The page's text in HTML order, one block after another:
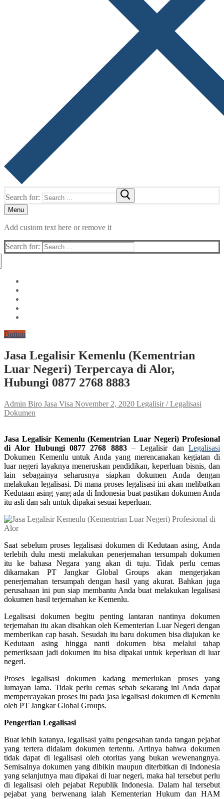
Search for:
Menu
Add custom text here or remove it
Search for:
Button
Jasa Legalisir Kemenlu (Kementrian
Luar Negeri) Terpercaya di Alor,
Hubungi 0877 2768 8883
Admin Biro Jasa Visa November 2, 2020 Legalisir / Legalisasi
Dokumen
Jasa Legalisir Kemenlu (Kementrian Luar Negeri) Profesional
di Alor Hubungi 0877 2768 8883– Legalisir danLegalisasi
Dokumen Kemenlu untuk Anda yang merencanakan kegiatan di
luar negeri layaknya meneruskan pendidikan, keperluan bisnis, dan
lain sebagainya seharusnya siapkan dokumen Anda dengan
melakukan legalisasi. Di mana proses legalisasi ini akan melibatkan
Kedutaan asing yang ada di Indonesia buat pastikan dokumen Anda
itu asli dan sah untuk dipakai sesuai keperluan.
Saat sebelum proses legalisasi dokumen di Kedutaan asing, Anda
terlebih dulu mesti melakukan penerjemahan tersumpah dokumen
itu ke bahasa Negara yang akan di tuju. Tidak perlu cemas
dikarnakan PT Jangkar Global Groups akan mengerjakan
penerjemahan tersumpah dengan hasil yang akurat. Bahkan juga
perusahaan ini pun siap membantu Anda buat melakukan legalisasi
dokumen hasil terjemahan ke Kemenlu.
Legalisasi dokumen begitu penting lantaran nantinya dokumen
terjemahan itu akan disahkan oleh Kementerian Luar Negeri dengan
memberikan cap basah. Sesudah itu baru dokumen bisa diajukan ke
Kedutaan asing hingga nanti dokumen bisa melalui tahap
pemeriksaan jadi dokumen itu bisa dipakai untuk keperluan di luar
negeri.
Proses legalisasi dokumen kadang memerlukan proses yang
lumayan lama. Tidak perlu cemas sebab sekarang ini Anda dapat
mempercayakan proses itu pada jasa legalisasi dokumen di Kemenlu
oleh PT Jangkar Global Groups.
Pengertian Legalisasi
Buat lebih katanya, legalisasi yaitu pengesahan tanda tangan pejabat
yang tertera didalam dokumen tertentu. Artinya bahwa dokumen
tidak dapat di legalisasi oleh otoritas yang bukan wewenangnya.
Semisalnya dokumen yang dibikin maupun diterbitkan di Indonesia
yang selanjutnya mau dipakai di luar negeri, maka hal tersebut perlu
di legalisasi oleh pejabat Republik Indonesia. Dalam hal tersebut
pejabat yang berwenang ialah Kementerian Hukum dan HAM